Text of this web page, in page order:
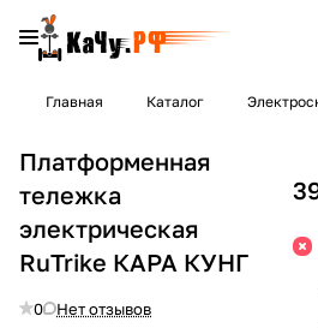
Главная Каталог
Платформенная
тележка
электрическая
RuTrike КАРА КУНГ
0 Нет отзывов